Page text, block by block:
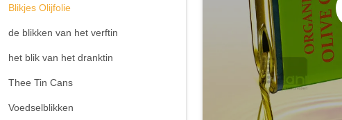
Blikjes Olijfolie
de blikken van het verftin
het blik van het dranktin
Thee Tin Cans
Voedselblikken